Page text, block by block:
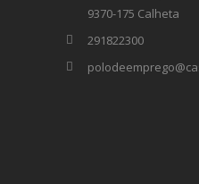
9370-175 Calheta
291822300